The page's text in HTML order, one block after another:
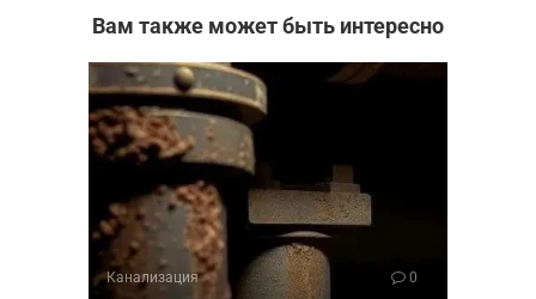
Вам также может быть интересно
Канализация 0